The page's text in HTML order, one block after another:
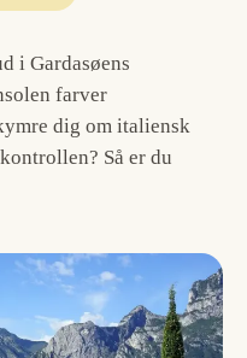
i Gardasøens
farver
dig om italiensk
Så er du